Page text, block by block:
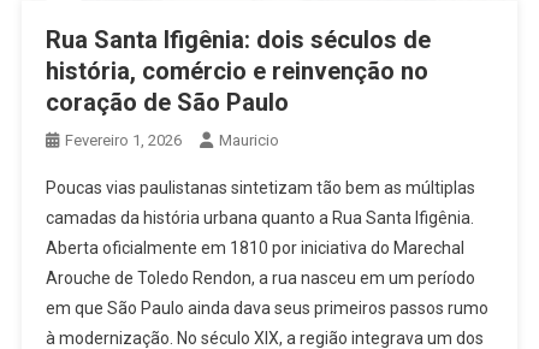
Rua Santa Ifigênia: dois séculos de
história, comércio e reinvenção no
coração de São Paulo
Fevereiro 1, 2026 Mauricio
Poucas vias paulistanas sintetizam tão bem as múltiplas
camadas da história urbana quanto a Rua Santa Ifigênia.
Aberta oficialmente em 1810 por iniciativa do Marechal
Arouche de Toledo Rendon, a rua nasceu em um período
em que São Paulo ainda dava seus primeiros passos rumo
à modernização. No século XIX, a região integrava um dos